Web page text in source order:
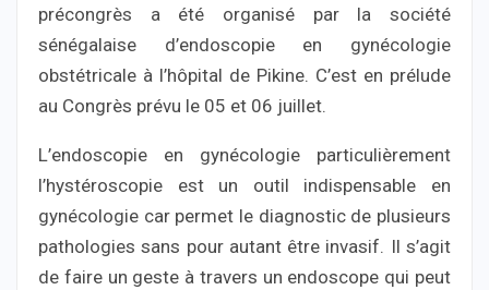
précongrès a été organisé par la société
sénégalaise d’endoscopie en gynécologie
obstétricale à l’hôpital de Pikine. C’est en prélude
au Congrès prévu le 05 et 06 juillet.
L’endoscopie en gynécologie particulièrement
l’hystéroscopie est un outil indispensable en
gynécologie car permet le diagnostic de plusieurs
pathologies sans pour autant être invasif. Il s’agit
de faire un geste à travers un endoscope qui peut